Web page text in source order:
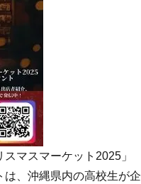
マスマーケット2025」
、沖縄県内の高校生が企